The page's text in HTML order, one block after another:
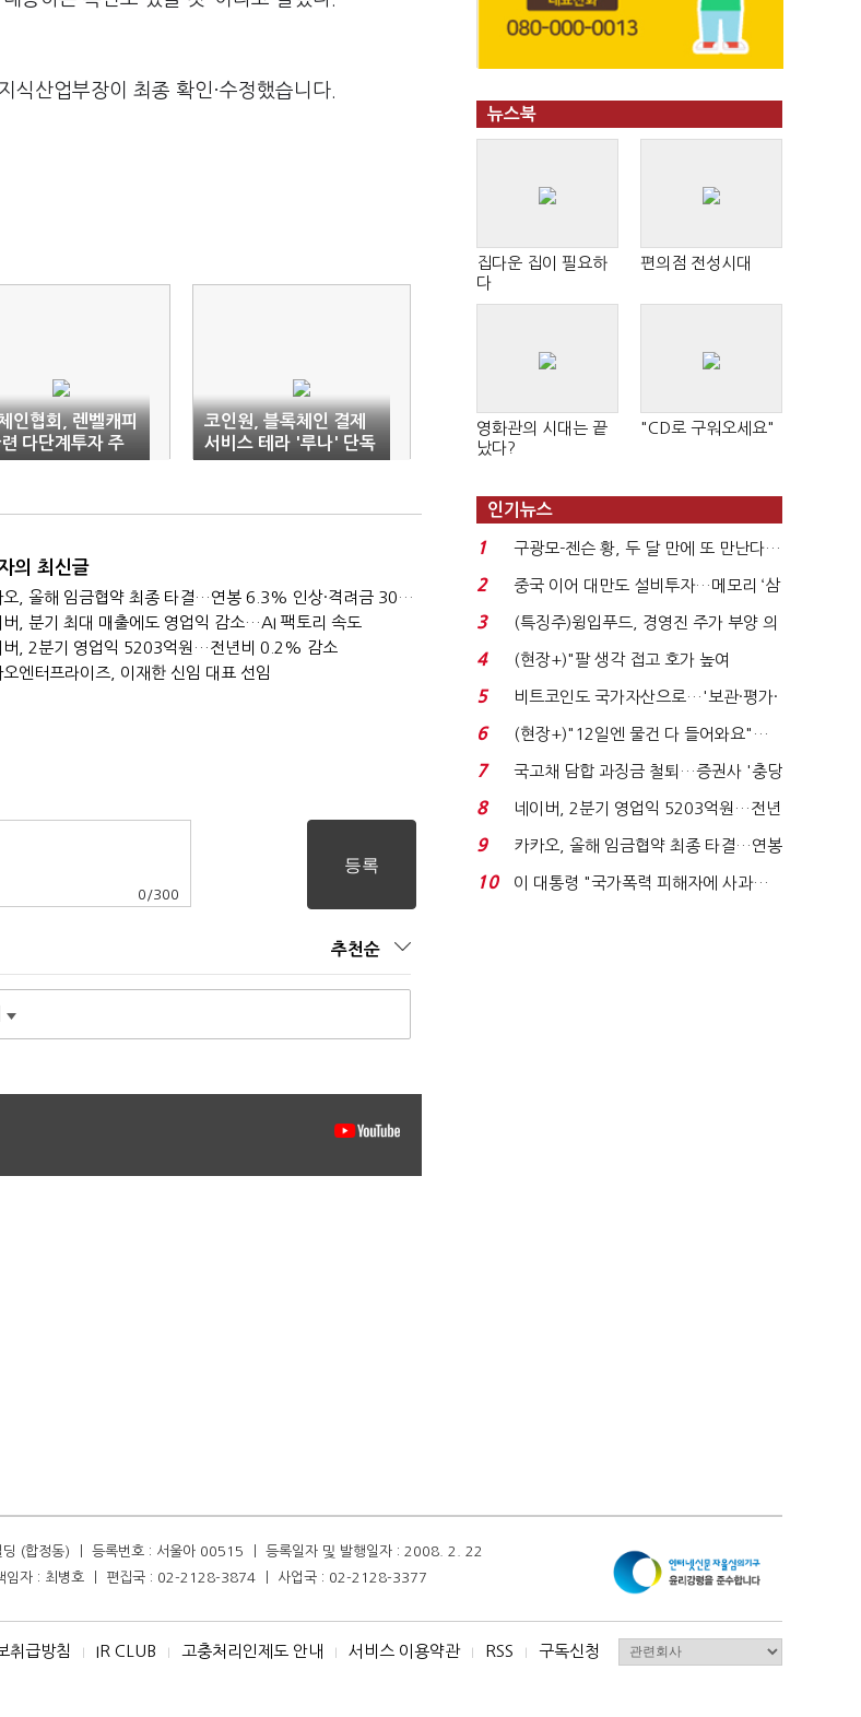
산업부장이 최종 확인·수정했습니다.
인협회, 렌벨캐피
다단계투자 주
코인원, 블록체인 결제
서비스 테라 '루나' 단독
상장
의 최신글
카카오, 올해 임금협약 최종 타결…연봉 6.3% 인상·격려금 300만원
버, 분기 최대 매출에도 영업익 감소…AI 팩토리 속도
버, 2분기 영업익 5203억원…전년비 0.2% 감소
오엔터프라이즈, 이재한 신임 대표 선임
0 /300
추천순
뉴스북
집다운 집이 필요하
다
편의점 전성시대
영화관의 시대는 끝
났다?
"CD로 구워오세요"
인기뉴스
1
구광모-젠슨 황, 두 달 만에 또 만난다…
로봇·AI 등 논...
2
중국 이어 대만도 설비투자…메모리 ‘삼
국전쟁’
3
(특징주)윙입푸드, 경영진 주가 부양 의
지에 상한가...
4
(현장+)"팔 생각 접고 호가 높여
요"…'덜 똘똘한 한 채' 20...
5
비트코인도 국가자산으로…'보관·평가·
처분' 기준은 ...
6
(현장+)"12일엔 물건 다 들어와요"…
빈 매대 채우며 문 연 ...
7
국고채 담합 과징금 철퇴…증권사 '충당
금 폭탄' 우려...
8
네이버, 2분기 영업익 5203억원…전년
비 0.2% 감소...
9
카카오, 올해 임금협약 최종 타결…연봉
6.3% 인상·격려...
10
이 대통령 "국가폭력 피해자에 사과…
(합정동) ㅣ 등록번호 : 서울아 00515 ㅣ 등록일자 및 발행일자 : 2008. 2. 22
임자 : 최병호 ㅣ 편집국 : 02-2128-3874 ㅣ 사업국 : 02-2128-3377
취급방침 I IR CLUB I 고충처리인제도 안내 I 서비스 이용약관 I RSS I 구독신청